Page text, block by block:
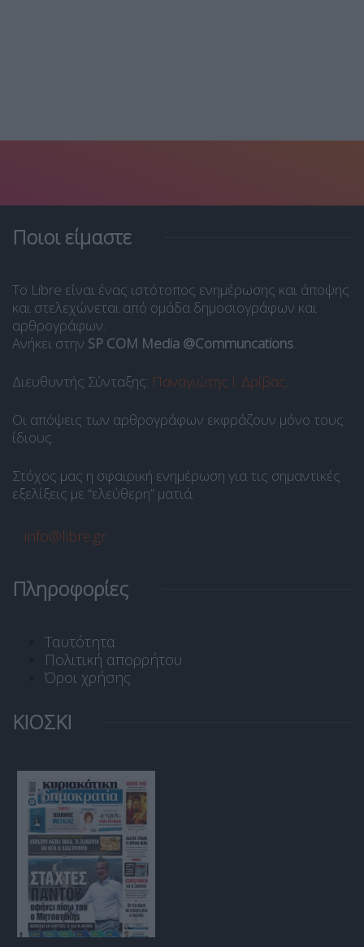
Ποιοι είμαστε
Το Libre είναι ένας ιστότοπος ενημέρωσης και άποψης
και στελεχώνεται από ομάδα δημοσιογράφων και
αρθρογράφων.
Ανήκει στην SP COM Media @Communcations.
Διευθυντής Σύνταξης: Παναγιώτης Ι. Δρίβας.
Οι απόψεις των αρθρογράφων εκφράζουν μόνο τους
ίδιους.
Στόχος μας η σφαιρική ενημέρωση για τις σημαντικές
εξελίξεις με “ελεύθερη” ματιά.
info@libre.gr
Πληροφορίες
Ταυτότητα
Πολιτική απορρήτου
Όροι χρήσης
ΚΙΟΣΚΙ